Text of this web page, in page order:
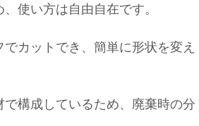
使い方は自由自在です。
でカットでき、簡単に形状を変え
で構成しているため、廃棄時の分